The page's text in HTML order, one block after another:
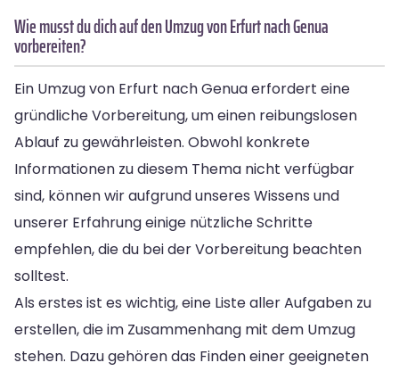
Wie musst du dich auf den Umzug von Erfurt nach Genua
vorbereiten?
Ein Umzug von Erfurt nach Genua erfordert eine
gründliche Vorbereitung, um einen reibungslosen
Ablauf zu gewährleisten. Obwohl konkrete
Informationen zu diesem Thema nicht verfügbar
sind, können wir aufgrund unseres Wissens und
unserer Erfahrung einige nützliche Schritte
empfehlen, die du bei der Vorbereitung beachten
solltest.
Als erstes ist es wichtig, eine Liste aller Aufgaben zu
erstellen, die im Zusammenhang mit dem Umzug
stehen. Dazu gehören das Finden einer geeigneten